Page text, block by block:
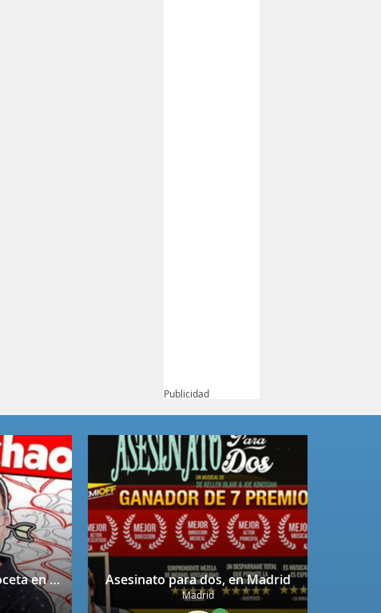
Publicidad
Despechao - Álvaro Boceta en Madrid Asesinato para dos, en Madrid
Madrid